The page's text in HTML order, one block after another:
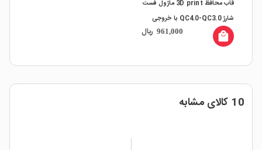
قاب محافظ 3D print ماژول فست
شارژ QC4.0-QC3.0 با خروجی
USB Type-C
961,000 ریال local_mall
10 کالای مشابه